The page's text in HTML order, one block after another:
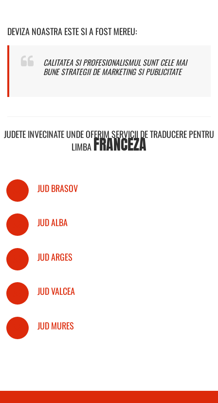
DEVIZA NOASTRA ESTE SI A FOST MEREU:
CALITATEA SI PROFESIONALISMUL SUNT CELE MAI
BUNE STRATEGII DE MARKETING SI PUBLICITATE
JUDETE INVECINATE UNDE OFERIM SERVICII DE TRADUCERE PENTRU
LIMBAFRANCEZA
JUD BRASOV
JUD ALBA
JUD ARGES
JUD VALCEA
JUD MURES